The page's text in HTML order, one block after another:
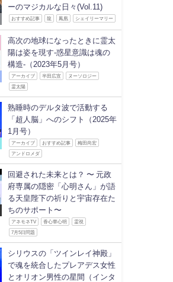
ーのマジカルな日々(Vol.11)
おすすめ記事 龍 鳳凰 シェイリーマリー
高次の地球になったときに霊太
陽は姿を現す-惑星意識は魂の
構造-（2023年5月号）
アーカイブ 半田広宣 ヌーソロジー
霊太陽
熟睡時のデルタ波で活動する
「超人脳」へのシフト（2025年
1月号）
アーカイブ おすすめ記事 梅田尚宏
アンドロメダ
回避された未来とは？ 〜 元政
府専属の隠密「心明さん」が語
る天皇陛下の祈りと宇宙存在た
ちのサポート〜
アネモネTV 香心華心明 霊視
7月5日問題
シリウスの「ツインレイ神殿」
で魂を統合したプレアデス女性
とオリオン男性の星間（インタ